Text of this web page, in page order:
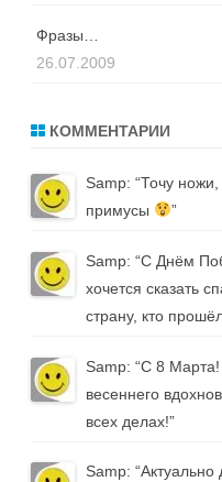
Фразы…
26.07.2009
КОММЕНТАРИИ
Samp: “Точу
примусы
”
Samp: “С Днём
хочется сказать
страну, кто
Samp: “С 8 Марта!
весеннего
всех делах!”
Samp: “Актуально